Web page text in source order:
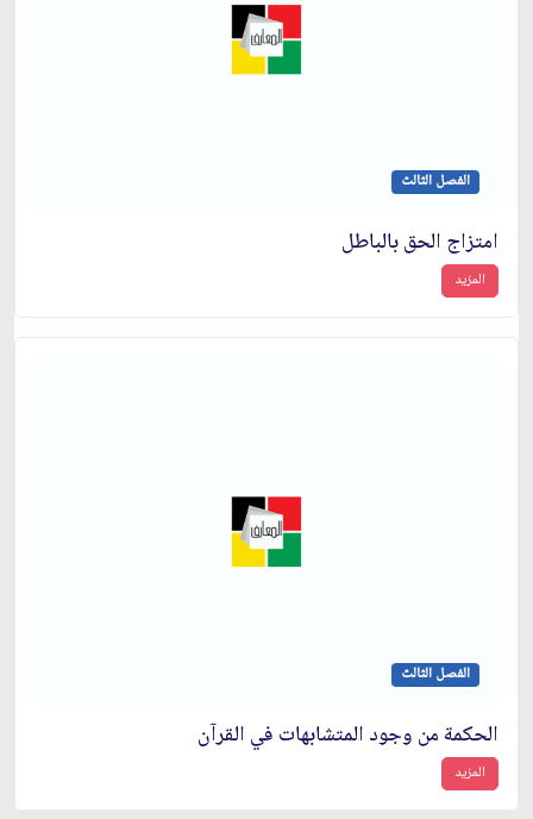
الفصل الثالث
امتزاج الحق بالباطل
المزيد
الفصل الثالث
الحكمة من وجود المتشابهات في القرآن
المزيد